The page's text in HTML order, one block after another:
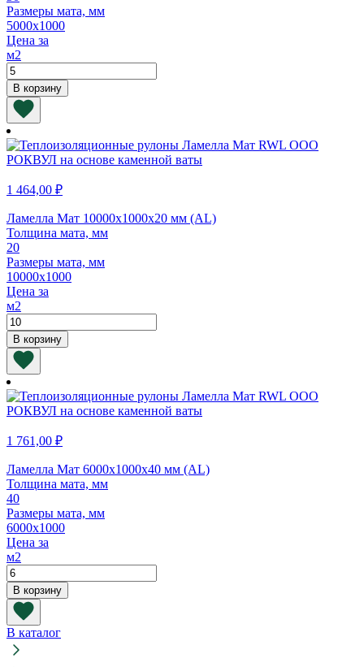
Размеры мата, мм
5000х1000
Цена за
м2
Количество
товара
Ламелла
Мат
5000х1000х50
мм
(AL)
В корзину
1 464,00 ₽
Ламелла Мат 10000х1000х20 мм (AL)
Толщина мата, мм
20
Размеры мата, мм
10000х1000
Цена за
м2
Количество
товара
Ламелла
Мат
10000х1000х20
мм
(AL)
В корзину
1 761,00 ₽
Ламелла Мат 6000х1000х40 мм (AL)
Толщина мата, мм
40
Размеры мата, мм
6000х1000
Цена за
м2
Количество
товара
Ламелла
Мат
6000х1000х40
мм
(AL)
В корзину
В каталог